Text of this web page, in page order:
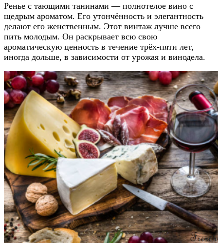
Ренье с тающими танинами — полнотелое вино с
щедрым ароматом. Его утончённость и элегантность
делают его женственным. Этот винтаж лучше всего
пить молодым. Он раскрывает всю свою
ароматическую ценность в течение трёх-пяти лет,
иногда дольше, в зависимости от урожая и винодела.